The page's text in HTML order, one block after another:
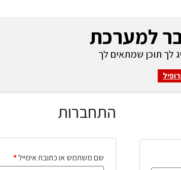
למערכת
לך תוכן שמתאים לך
התחברות
שם משתמש או כתובת אימייל*